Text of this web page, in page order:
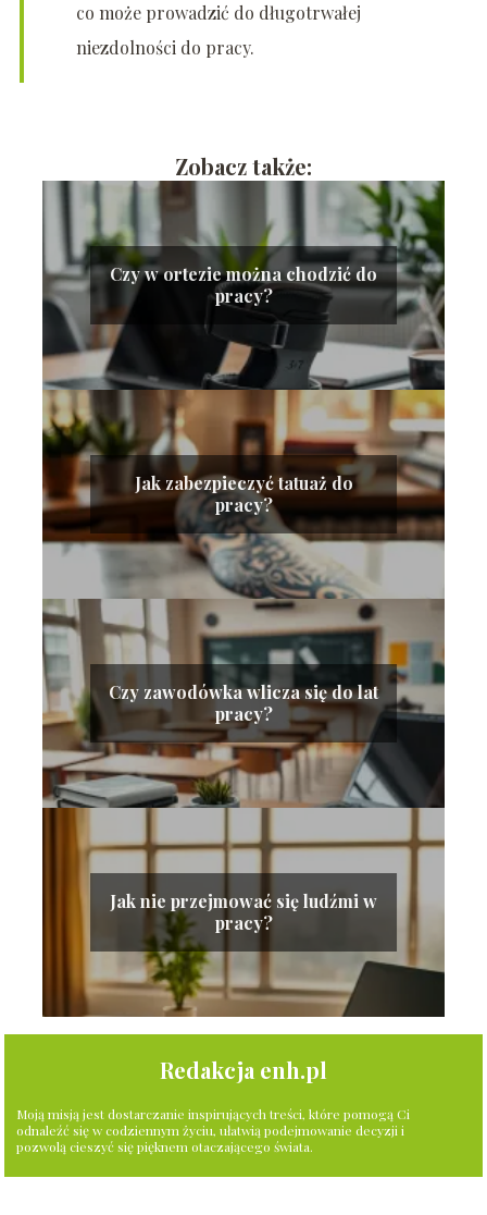
co może prowadzić do długotrwałej
niezdolności do pracy.
Zobacz także:
Czy w ortezie można chodzić do
pracy?
Jak zabezpieczyć tatuaż do
pracy?
Czy zawodówka wlicza się do lat
pracy?
Jak nie przejmować się ludźmi w
pracy?
Redakcja enh.pl
Moją misją jest dostarczanie inspirujących treści, które pomogą Ci
odnaleźć się w codziennym życiu, ułatwią podejmowanie decyzji i
pozwolą cieszyć się pięknem otaczającego świata.